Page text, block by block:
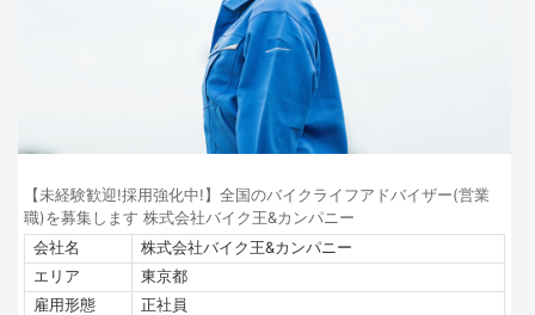
【未経験歓迎!採用強化中!】全国のバイクライフアドバイザー(営業
職)を募集します 株式会社バイク王&カンパニー
会社名
株式会社バイク王&カンパニー
エリア
東京都
雇用形態
正社員